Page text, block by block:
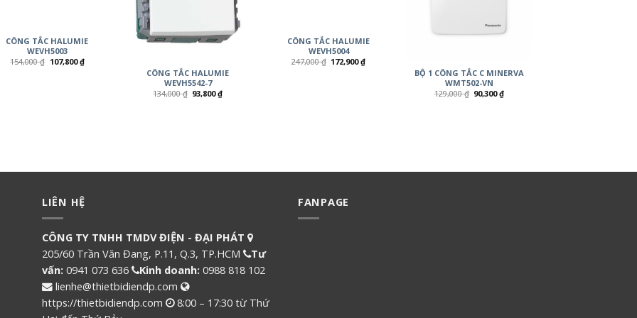
CÔNG TẮC HALUMIE
WEVH5003
154,000₫ 107,800₫
CÔNG TẮC HALUMIE
WEVH5542-7
134,000₫ 93,800₫
CÔNG TẮC HALUMIE
WEVH5004
247,000₫ 172,900₫
BỘ 1 CÔNG TẮC C MINERVA
WMT502-VN
129,000₫ 90,300₫
LIÊN HỆ
CÔNG TY TNHH TMDV ĐIỆN - ĐẠI PHÁT
205/60 Trần Văn Đang, P.11, Q.3, TP.HCM
Tư
vấn: 0941 073 636 Kinh doanh: 0988 818 102
lienhe@thietbidiendp.com
https://thietbidiendp.com
8:00 – 17:30 từ Thứ
FANPAGE